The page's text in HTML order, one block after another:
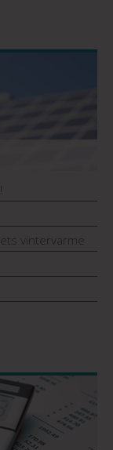
vintervarme